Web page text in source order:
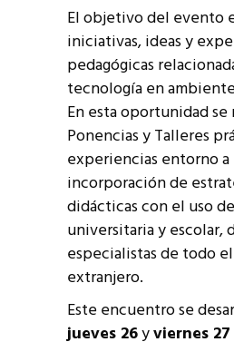
El objetivo del evento
iniciativas, ideas y
pedagógicas
tecnología en
En esta oportunidad se
Ponencias y Talleres
experiencias entorno a
incorporación de
didácticas con el uso
universitaria y escolar,
especialistas de todo
extranjero.
Este encuentro se
jueves 26yviernes